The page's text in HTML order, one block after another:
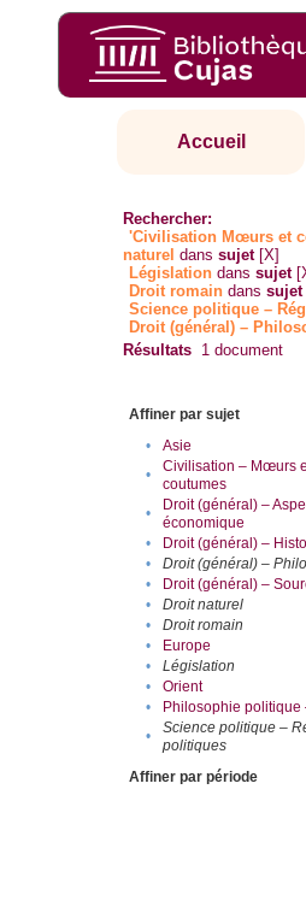
Accueil
Rechercher:
'Civilisation Mœurs et
naturel danssujet [X]
Législation danssujet
Droit romain danssujet
Science politique –
Droit (général) –
Résultats 1 document
Affiner par sujet
•
Asie
•
Civilisation – Mœurs
coutumes
•
Droit (général) –
économique
• Droit (général) –
•
Droit (général) –
•
Droit (général) –
•
Droit naturel
•
Droit romain
•
Europe
•
Législation
•
Orient
•
Philosophie politique
•
Science politique –
politiques
Affiner par période